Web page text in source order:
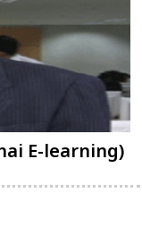
E-learning)